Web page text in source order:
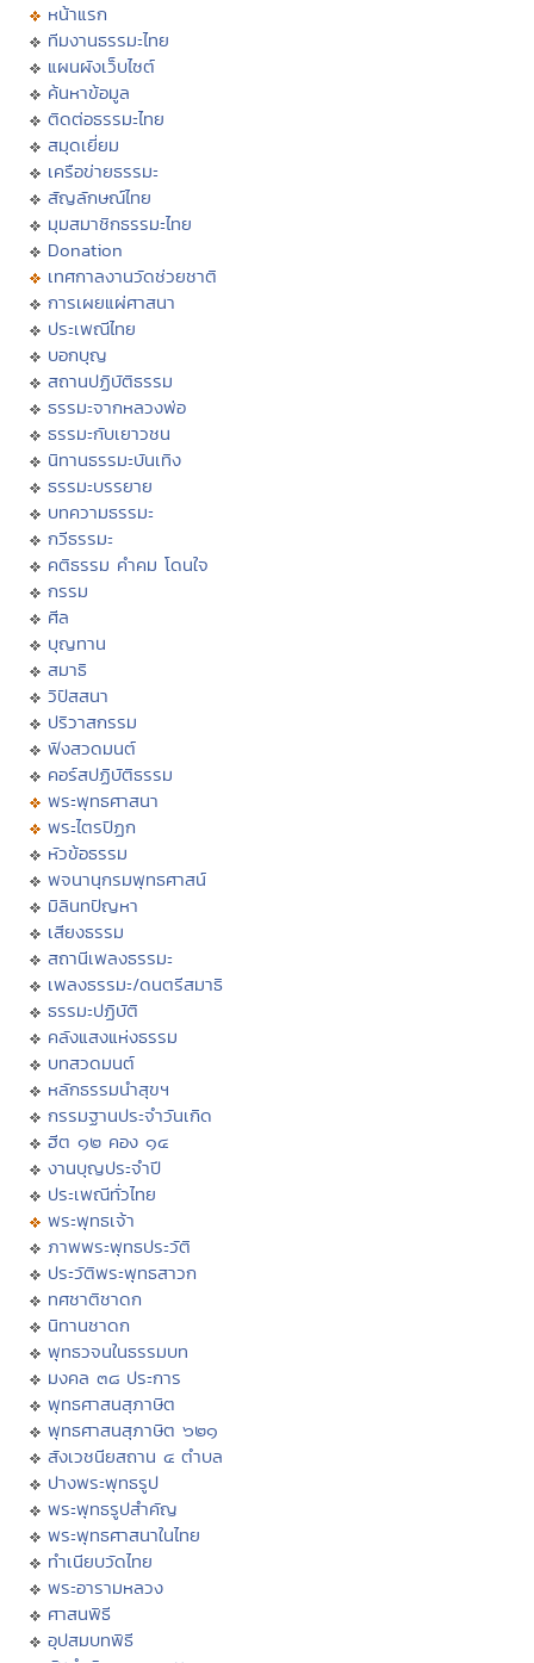
หน้าแรก
ทีมงานธรรมะไทย
แผนผังเว็บไซต์
ค้นหาข้อมูล
ติดต่อธรรมะไทย
สมุดเยี่ยม
เครือข่ายธรรมะ
สัญลักษณ์ไทย
มุมสมาชิกธรรมะไทย
Donation
เทศกาลงานวัดช่วยชาติ
การเผยแผ่ศาสนา
ประเพณีไทย
บอกบุญ
สถานปฏิบัติธรรม
ธรรมะจากหลวงพ่อ
ธรรมะกับเยาวชน
นิทานธรรมะบันเทิง
ธรรมะบรรยาย
บทความธรรมะ
กวีธรรมะ
คติธรรม คำคม โดนใจ
กรรม
ศีล
บุญทาน
สมาธิ
วิปัสสนา
ปริวาสกรรม
ฟังสวดมนต์
คอร์สปฏิบัติธรรม
พระพุทธศาสนา
พระไตรปิฏก
หัวข้อธรรม
พจนานุกรมพุทธศาสน์
มิลินทปัญหา
เสียงธรรม
สถานีเพลงธรรมะ
เพลงธรรมะ/ดนตรีสมาธิ
ธรรมะปฏิบัติ
คลังแสงแห่งธรรม
บทสวดมนต์
หลักธรรมนำสุขฯ
กรรมฐานประจำวันเกิด
ฮีต ๑๒ คอง ๑๔
งานบุญประจำปี
ประเพณีทั่วไทย
พระพุทธเจ้า
ภาพพระพุทธประวัติ
ประวัติพระพุทธสาวก
ทศชาติชาดก
นิทานชาดก
พุทธวจนในธรรมบท
มงคล ๓๘ ประการ
พุทธศาสนสุภาษิต
พุทธศาสนสุภาษิต ๖๒๑
สังเวชนียสถาน ๔ ตำบล
ปางพระพุทธรูป
พระพุทธรูปสำคัญ
พระพุทธศาสนาในไทย
ทำเนียบวัดไทย
พระอารามหลวง
ศาสนพิธี
อุปสมบทพิธี